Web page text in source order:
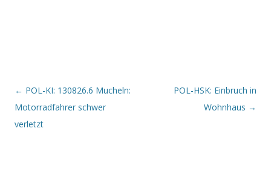
Beitrags-Navigation
← POL-KI: 130826.6 Mucheln:
Motorradfahrer schwer
verletzt
POL-HSK: Einbruch in
Wohnhaus →